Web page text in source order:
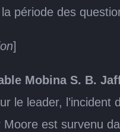
la période des
]
Mobina S. B.
le leader, l’incident
Moore est survenu